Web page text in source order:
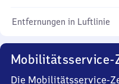
Entfernungen in Luftlinie
Mobilitätsservice-
Die Mobilitätsservice-